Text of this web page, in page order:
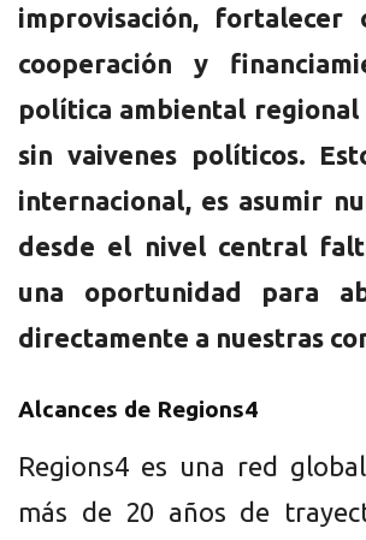
improvisación, fortalecer
cooperación y
política ambiental
sin vaivenes políticos.
internacional, es asumir
desde el nivel central
una oportunidad para
directamente a nuestras
Alcances de Regions4
Regions4 es una red
más de 20 años de